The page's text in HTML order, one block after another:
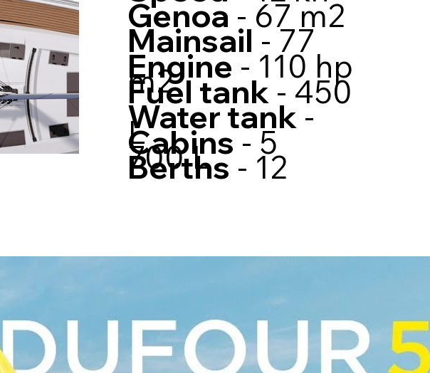
Genoa - 67 m2
Mainsail - 77
m2
Engine - 110 hp
Fuel tank - 450
L
Water tank -
700 L
Cabins - 5
Berths - 12